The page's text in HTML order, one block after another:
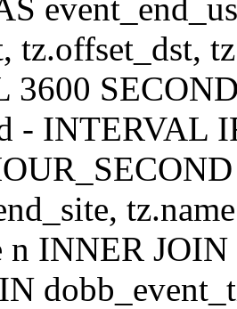
tz.offset_dst,
3600
- INTERVAL
n INNER